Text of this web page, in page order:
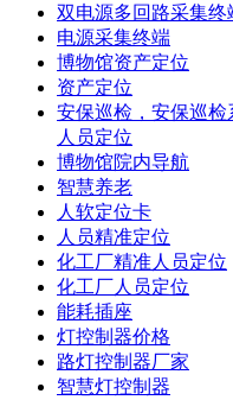
双电源多回路采集终
电源采集终端
博物馆资产定位
资产定位
安保巡检，安保巡检
人员定位
博物馆院内导航
智慧养老
人软定位卡
人员精准定位
化工厂精准人员定位
化工厂人员定位
能耗插座
灯控制器价格
路灯控制器厂家
智慧灯控制器